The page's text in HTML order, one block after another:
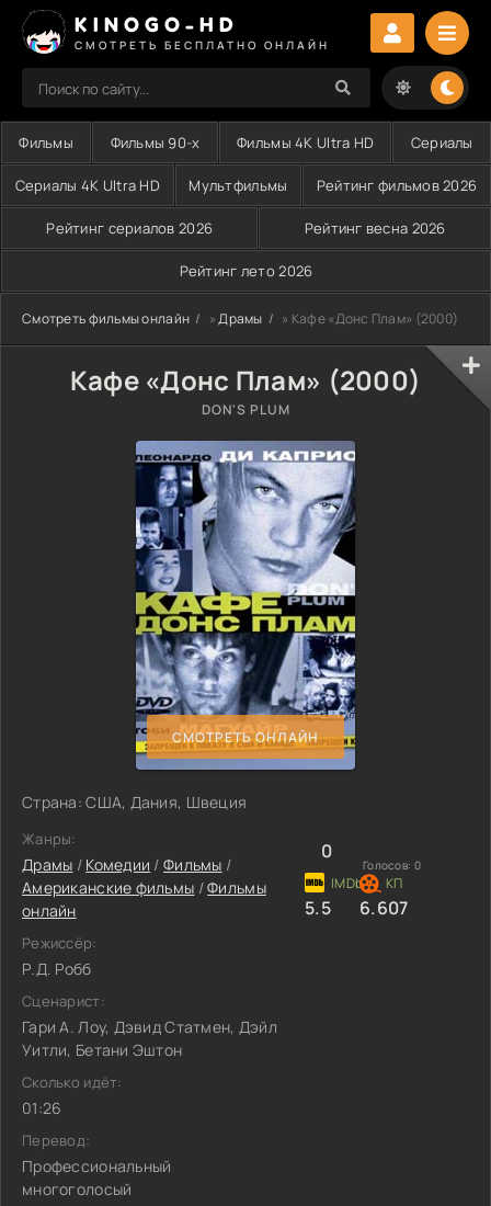
KINOGO-HD
СМОТРЕТЬ БЕСПЛАТНО ОНЛАЙН
Фильмы Фильмы 90-х Фильмы 4K Ultra HD Сериалы
Сериалы 4K Ultra HD Мультфильмы Рейтинг фильмов 2026
Рейтинг сериалов 2026 Рейтинг весна 2026
Рейтинг лето 2026
Смотреть фильмы онлайн »Драмы » Кафе «Донс Плам» (2000)
Кафе «Донс Плам» (2000)
DON'S PLUM
СМОТРЕТЬ ОНЛАЙН
Страна: США, Дания, Швеция
Жанры:
Драмы / Комедии /Фильмы /
Американские фильмы /Фильмы
онлайн
Режиссёр:
Р.Д. Робб
Сценарист:
Гари А. Лоу, Дэвид Статмен, Дэйл
Уитли, Бетани Эштон
Сколько идёт:
01:26
Перевод:
Профессиональный
многоголосый
0
Голосов: 0
5.5 6.607